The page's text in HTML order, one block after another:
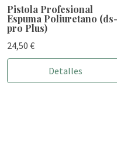
Pistola Profesional
Espuma Poliuretano (ds-
pro Plus)
24,50 €
Detalles